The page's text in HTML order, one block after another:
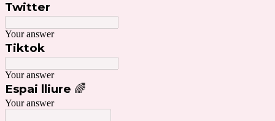
Twitter
Your answer
Tiktok
Your answer
Espai lliure 🌈
Your answer